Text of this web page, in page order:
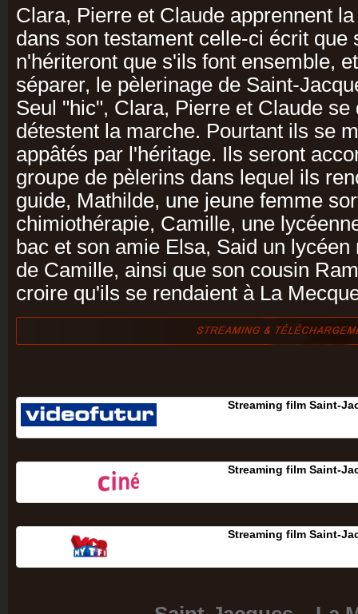
Clara, Pierre et Claude apprennent
dans son testament celle-ci écrit que
n'hériteront que s'ils font ensemble,
séparer, le pèlerinage de Saint-
Seul "hic", Clara, Pierre et Claude
détestent la marche. Pourtant ils se
appâtés par l'héritage. Ils seront
groupe de pèlerins dans lequel ils
guide, Mathilde, une jeune femme
chimiothérapie, Camille, une
bac et son amie Elsa, Said un
de Camille, ainsi que son cousin
croire qu'ils se rendaient à La
Streaming film Saint-
Streaming film Saint-
Streaming film Saint-